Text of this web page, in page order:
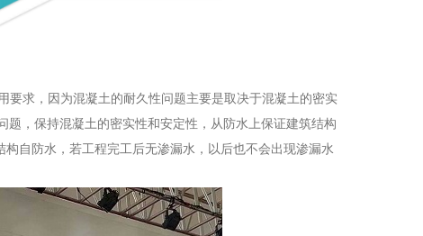
要求，因为混凝土的耐久性问题主要是取决于混凝土的密实
，保持混凝土的密实性和安定性，从防水上保证建筑结构
自防水，若工程完工后无渗漏水，以后也不会出现渗漏水